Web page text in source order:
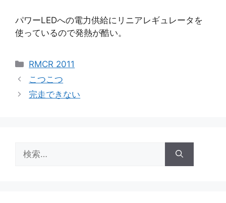
パワーLEDへの電力供給にリニアレギュレータを
使っているので発熱が酷い。
カ
テ
リ
RMCR 2011
こつこつ
完走できない
索: